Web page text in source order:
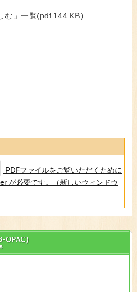
む」一覧(pdf 144 KB)
PDFファイルをご覧いただくために
が必要です。（新しいウィンドウ